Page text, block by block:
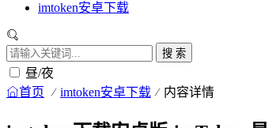
imtoken安卓下载
搜 索
昼/夜
首页 imtoken安卓下载 内容详情